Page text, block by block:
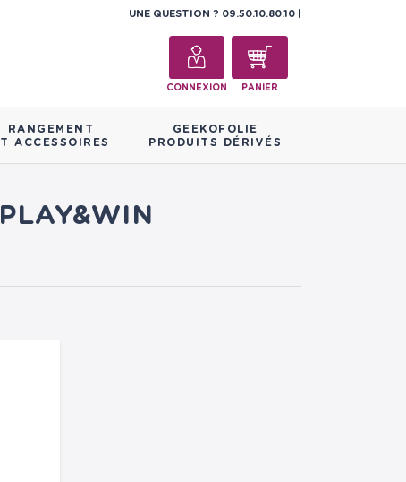
UNE QUESTION ? 09.50.10.80.10
CONNEXION PANIER
RANGEMENT
ACCESSOIRES
GEEKOFOLIE
PRODUITS DÉRIVÉS